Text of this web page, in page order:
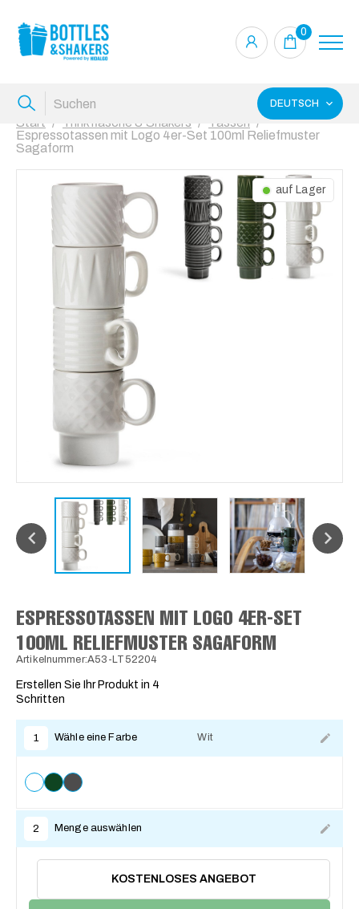
0
DEUTSCH
Start Trinkflasche & Shakers
Tassen
Espressotassen mit Logo 4er-Set 100ml Reliefmuster
Sagaform
auf Lager
ESPRESSOTASSEN MIT LOGO 4ER-SET
100ML RELIEFMUSTER SAGAFORM
Artikelnummer:A53-LT52204
Erstellen Sie Ihr Produkt in 4
Schritten
1 Wähle eine Farbe Wit
2 Menge auswählen
KOSTENLOSES ANGEBOT